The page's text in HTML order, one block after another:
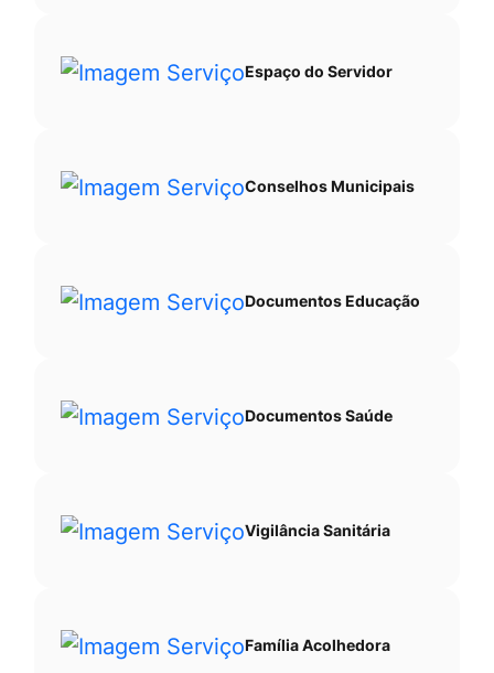
Espaço do Servidor
Conselhos Municipais
Documentos Educação
Documentos Saúde
Vigilância Sanitária
Família Acolhedora